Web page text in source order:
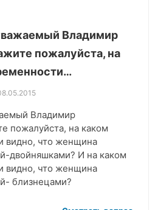
Владимир
пожалуйста, на
Владимир
пожалуйста, на каком
видно, что женщина
двойняшками? И на каком
видно, что женщина
близнецами?